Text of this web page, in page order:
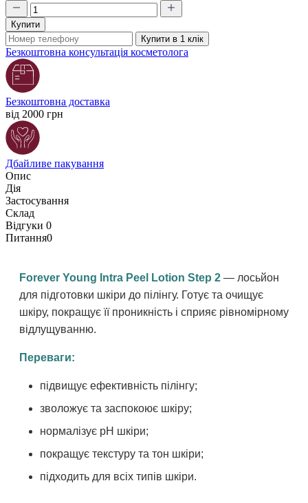
Купити
Купити в 1 клік
Безкоштовна консультація косметолога
Безкоштовна доставка
від 2000 грн
Дбайливе пакування
Опис
Дія
Застосування
Склад
Відгуки 0
Питання0
Forever Young Intra Peel Lotion Step 2 — лосьйон
для підготовки шкіри до пілінгу. Готує та очищує
шкіру, покращує її проникність і сприяє рівномірному
відлущуванню.
Переваги:
підвищує ефективність пілінгу;
зволожує та заспокоює шкіру;
нормалізує рН шкіри;
покращує текстуру та тон шкіри;
підходить для всіх типів шкіри.